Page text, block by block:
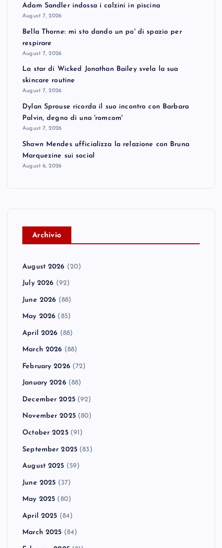
Adam Sandler indossa i calzini in piscina
August 7, 2026
Bella Thorne: mi sto dando un po' di spazio per
respirare
August 7, 2026
La star di Wicked Jonathan Bailey svela la sua
skincare routine
August 7, 2026
Dylan Sprouse ricorda il suo incontro con Barbara
Palvin, degno di una 'romcom'
August 7, 2026
Shawn Mendes ufficializza la relazione con Bruna
Marquezine sui social
August 6, 2026
Archivio
August 2026 (20)
July 2026 (92)
June 2026 (88)
May 2026 (85)
April 2026 (88)
March 2026 (88)
February 2026(72)
January 2026(88)
December 2025(92)
November 2025(80)
October 2025(91)
September 2025 (83)
August 2025 (59)
June 2025 (37)
May 2025 (80)
April 2025 (84)
March 2025 (84)